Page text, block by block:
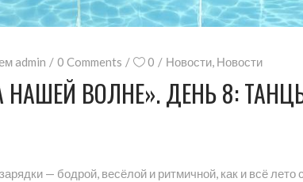
admin 0 Comments 0 Новости, Новости
НАШЕЙ ВОЛНЕ». ДЕНЬ 8:
— бодрой, весёлой и ритмичной, как и всё